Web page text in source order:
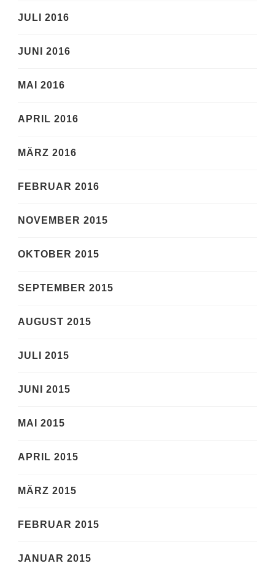
JULI 2016
JUNI 2016
MAI 2016
APRIL 2016
MÄRZ 2016
FEBRUAR 2016
NOVEMBER 2015
OKTOBER 2015
SEPTEMBER 2015
AUGUST 2015
JULI 2015
JUNI 2015
MAI 2015
APRIL 2015
MÄRZ 2015
FEBRUAR 2015
JANUAR 2015